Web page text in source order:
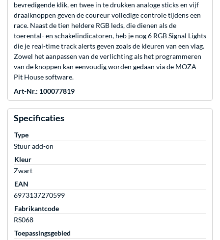
bevredigende klik, en twee in te drukken analoge sticks en vijf
draaiknoppen geven de coureur volledige controle tijdens een
race. Naast de tien heldere RGB leds, die dienen als de
toerental- en schakelindicatoren, heb je nog 6 RGB Signal Lights
die je real-time track alerts geven zoals de kleuren van een vlag.
Zowel het aanpassen van de verlichting als het programmeren
van de knoppen kan eenvoudig worden gedaan via de MOZA
Pit House software.
Art-Nr.: 100077819
Specificaties
Type
Stuur add-on
Kleur
Zwart
EAN
6973137270599
Fabrikantcode
RS068
Toepassingsgebied